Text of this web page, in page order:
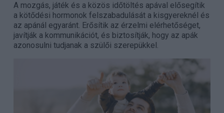
A mozgás, játék és a közös időtöltés apával elősegítik
a kötődési hormonok felszabadulását a kisgyereknél és
az apánál egyaránt. Erősítik az érzelmi elérhetőséget,
javítják a kommunikációt, és biztosítják, hogy az apák
azonosulni tudjanak a szülői szerepükkel.